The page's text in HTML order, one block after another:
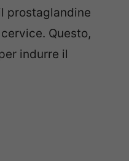
prostaglandine
Questo,
indurre il